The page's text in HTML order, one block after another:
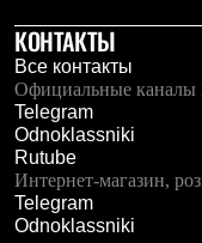
Брюки
Жилеты
Комбинезоны
Термобелье
Комплект термобелья
Снаряжение
Палатки и тенты
Палатки
Тенты
Аксессуары для
КОНТАКТЫ
Все контакты
Официальные каналы
Telegram
Odnoklassniki
Rutube
Интернет-магазин,
Telegram
Odnoklassniki